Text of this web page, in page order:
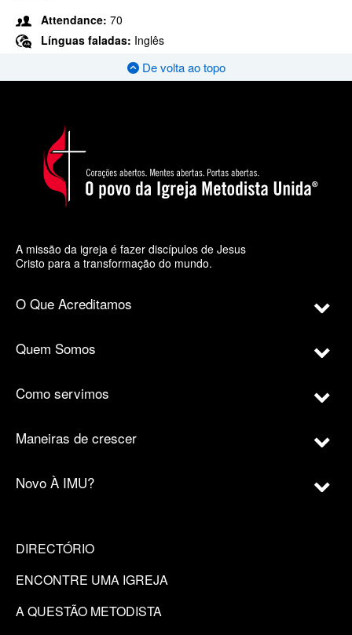
Attendance: 70
Línguas faladas: Inglês
De volta ao topo
A missão da igreja é fazer discípulos de Jesus
Cristo para a transformação do mundo.
O Que Acreditamos
Quem Somos
Como servimos
Maneiras de crescer
Novo À IMU?
DIRECTÓRIO
ENCONTRE UMA IGREJA
A QUESTÃO METODISTA